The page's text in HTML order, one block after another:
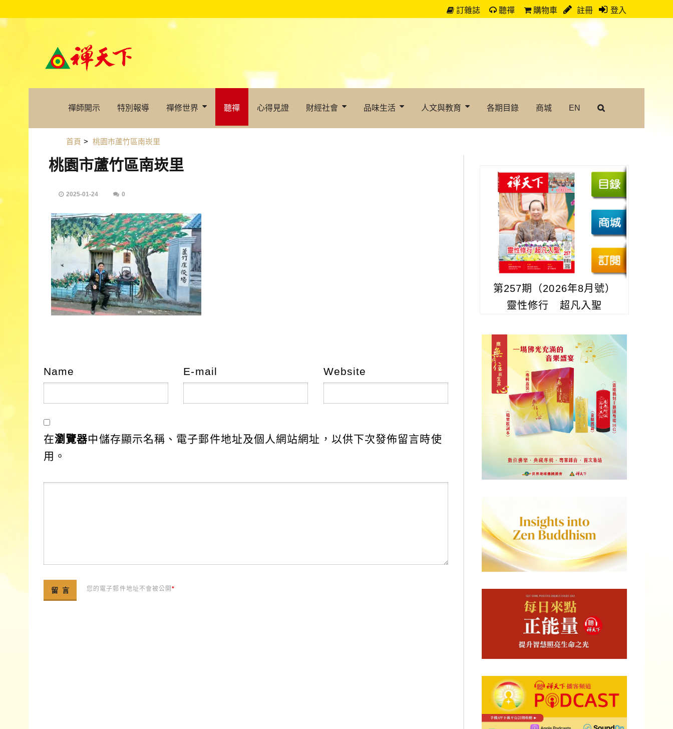
訂雜誌 聽禪 購物車 註冊 登入
禪師開示 特別報導 禪修世界 聽禪 心得見證 財經社會 品味生活 人文與教育 各期目錄 商城 EN
首頁 > 桃園市蘆竹區南崁里
桃園市蘆竹區南崁里
2025-01-24 0
Name E-mail Website
在瀏覽器中儲存顯示名稱、電子郵件地址及個人網站網址，以供下次發佈留言時使
用。
您的電子郵件地址不會被公開*
第257期（2026年8月號）
靈性修行 超凡入聖